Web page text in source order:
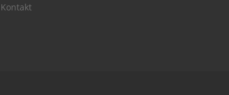
Kontakt